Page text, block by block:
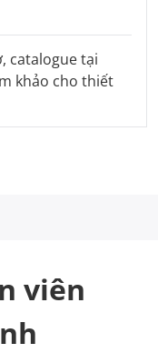
catalogue tại
khảo cho thiết
viên